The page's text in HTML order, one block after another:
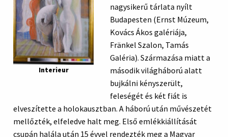
Interieur
nagysikerű tárlata nyílt
Budapesten (Ernst Múzeum,
Kovács Ákos galériája,
Fränkel Szalon, Tamás
Galéria). Származása miatt a
második világháború alatt
bujkálni kényszerült,
feleségét és két fiát is
elveszítette a holokausztban. A háború után művészetét
mellőzték, elfeledve halt meg. Első emlékkiállítását
csupán halála után 15 évvel rendezték meg a Magyar